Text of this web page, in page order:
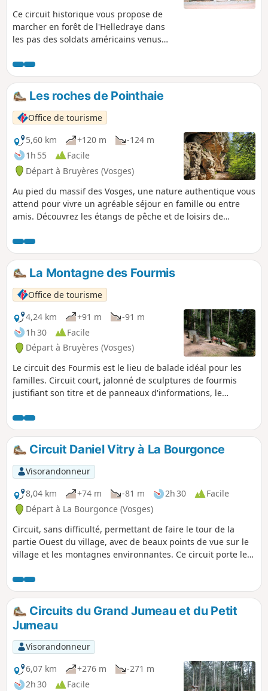
Ce circuit historique vous propose de
marcher en forêt de l'Helledraye dans
les pas des soldats américains venus
Les roches de Pointhaie
Office de tourisme
5,60 km
+120 m
-124 m
1h 55
Facile
Départ à Bruyères (Vosges)
Au pied du massif des Vosges, une nature authentique vous
attend pour vivre un agréable séjour en famille ou entre
amis. Découvrez les étangs de pêche et de loisirs de
profiter d'un joli point de vue sur Bruyères et sa vallée.
La Montagne des Fourmis
Office de tourisme
4,24 km
+91 m
-91 m
1h 30
Facile
Départ à Bruyères (Vosges)
Le circuit des Fourmis est le lieu de balade idéal pour les
familles. Circuit court, jalonné de sculptures de fourmis
justifiant son titre et de panneaux d'informations, le
Circuit Daniel Vitry à La Bourgonce
Visorandonneur
8,04 km
+74 m -81 m 2h 30
Facile
Départ à La Bourgonce (Vosges)
Circuit, sans difficulté, permettant de faire le tour de la
partie Ouest du village, avec de beaux points de vue sur le
village et les montagnes environnantes. Ce circuit porte le
l'Étape, qui a œuvré pour le développement de la
randonnée à La Bourgonce.
Circuits du Grand Jumeau et du Petit
Jumeau
Visorandonneur
6,07 km
+276 m
-271 m
2h 30
Facile